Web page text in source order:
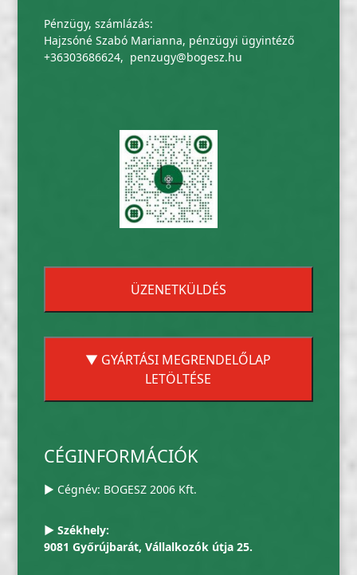
Pénzügy, számlázás:
Hajzsóné Szabó Marianna, pénzügyi ügyintéző
+36303686624, penzugy@bogesz.hu
ÜZENETKÜLDÉS
▼ GYÁRTÁSI MEGRENDELŐLAP
LETÖLTÉSE
CÉGINFORMÁCIÓK
▶ Cégnév: BOGESZ 2006 Kft.
▶ Székhely:
9081 Győrújbarát, Vállalkozók útja 25.